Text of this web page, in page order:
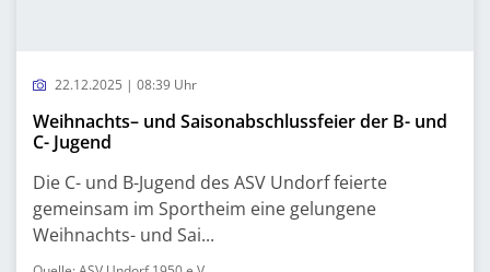
22.12.2025 | 08:39 Uhr
Weihnachts– und Saisonabschlussfeier der B- und
C- Jugend
Die C- und B-Jugend des ASV Undorf feierte
gemeinsam im Sportheim eine gelungene
Weihnachts- und Sai...